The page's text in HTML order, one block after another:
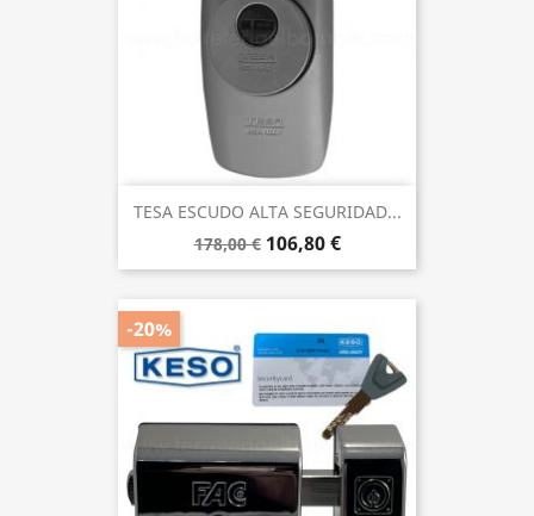
TESA ESCUDO ALTA SEGURIDAD...
178,00 € 106,80 €
-20%